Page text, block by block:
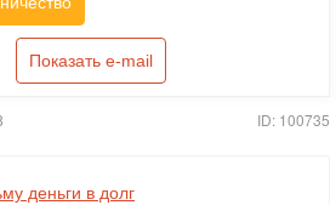
Показать e-mail
ID: 100735
деньги в долг